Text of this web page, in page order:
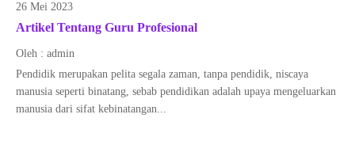
26 Mei 2023
Artikel Tentang Guru Profesional
Oleh : admin
Pendidik merupakan pelita segala zaman, tanpa pendidik, niscaya
manusia seperti binatang, sebab pendidikan adalah upaya mengeluarkan
manusia dari sifat kebinatangan...